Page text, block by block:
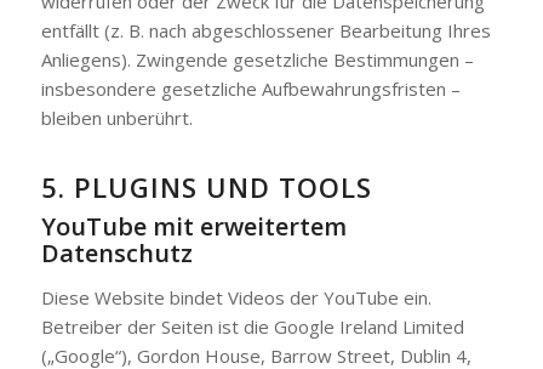
entfällt (z. B. nach abgeschlossener Bearbeitung Ihres
Anliegens). Zwingende gesetzliche Bestimmungen –
insbesondere gesetzliche Aufbewahrungsfristen –
bleiben unberührt.
5. PLUGINS UND TOOLS
YouTube mit erweitertem
Datenschutz
Diese Website bindet Videos der YouTube ein.
Betreiber der Seiten ist die Google Ireland Limited
(„Google“), Gordon House, Barrow Street, Dublin 4,